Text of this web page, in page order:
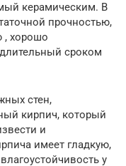
керамическим. В
прочностью,
, хорошо
сроком
стен,
кирпич, который
и
имеет гладкую,
у